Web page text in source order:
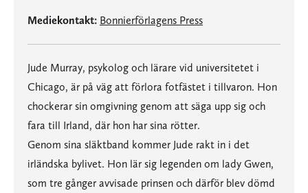
Mediekontakt: Bonnierförlagens Press
Jude Murray, psykolog och lärare vid universitetet i
Chicago, är på väg att förlora fotfästet i tillvaron. Hon
chockerar sin omgivning genom att säga upp sig och
fara till Irland, där hon har sina rötter.
Genom sina släktband kommer Jude rakt in i det
irländska bylivet. Hon lär sig legenden om lady Gwen,
som tre gånger avvisade prinsen och därför blev dömd